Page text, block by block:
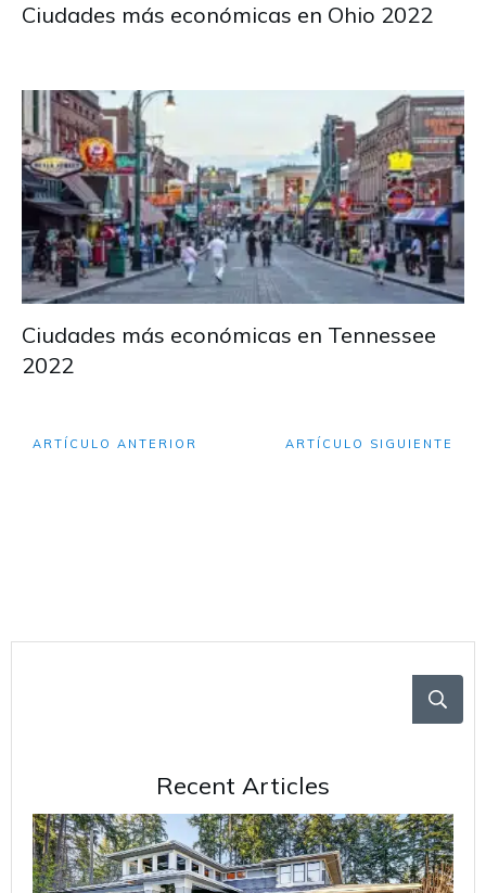
Ciudades más económicas en Ohio 2022
Ciudades más económicas en Tennessee
2022
ARTÍCULO ANTERIOR ARTÍCULO SIGUIENTE
Recent Articles